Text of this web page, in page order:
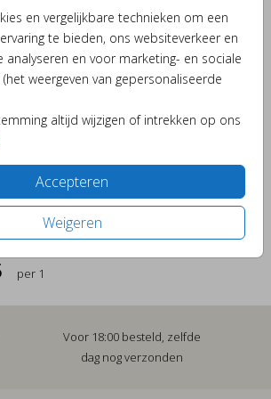
en vergelijkbare technieken om een
te bieden, ons websiteverkeer en
en voor marketing- en sociale
weergeven van gepersonaliseerde
altijd wijzigen of intrekken op ons
Accepteren
Weigeren
x 1 Prijs:€ 0,45
om je kaartje bijzonder te
per 1
Voor 18:00 besteld, zelfde
dag nog verzonden